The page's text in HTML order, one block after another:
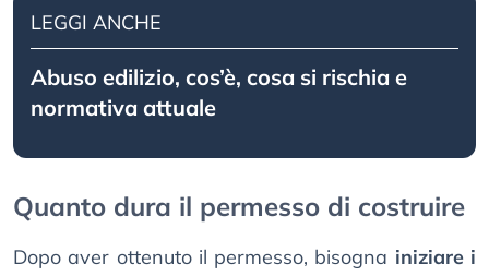
LEGGI ANCHE
Abuso edilizio, cos’è, cosa si rischia e
normativa attuale
Quanto dura il permesso di costruire
Dopo aver ottenuto il permesso, bisogna iniziare i